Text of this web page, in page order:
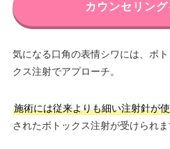
カウンセリング
気になる口角の表情シワには、ボ
クス注射でアプローチ。
施術には従来よりも細い注射針が
されたボトックス注射が受けられま